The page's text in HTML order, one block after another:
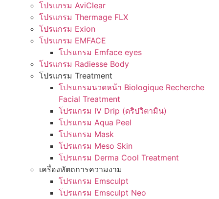
โปรแกรม AviClear
โปรแกรม Thermage FLX
โปรแกรม Exion
โปรแกรม EMFACE
โปรแกรม Emface eyes
โปรแกรม Radiesse Body
โปรแกรม Treatment
โปรแกรมนวดหน้า Biologique Recherche
Facial Treatment
โปรแกรม IV Drip (ดริปวิตามิน)
โปรแกรม Aqua Peel
โปรแกรม Mask
โปรแกรม Meso Skin
โปรแกรม Derma Cool Treatment
เครื่องหัตถการความงาม
โปรแกรม Emsculpt
โปรแกรม Emsculpt Neo